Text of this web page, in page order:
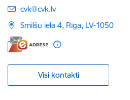
E-pasts:
cvk@cvk.lv
Smilšu iela 4, Rīga, LV-1050
Visi kontakti